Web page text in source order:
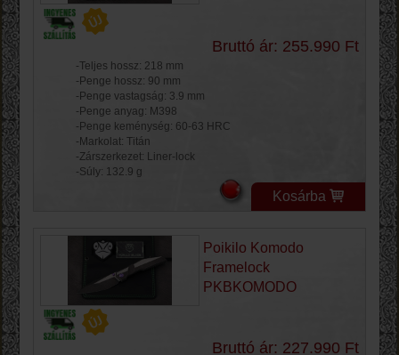
Bruttó ár: 255.990 Ft
-Teljes hossz: 218 mm
-Penge hossz: 90 mm
-Penge vastagság: 3.9 mm
-Penge anyag: M398
-Penge keménység: 60-63 HRC
-Markolat: Titán
-Zárszerkezet: Liner-lock
-Súly: 132.9 g
Kosárba
Poikilo Komodo
Framelock
PKBKOMODO
Bruttó ár: 227.990 Ft